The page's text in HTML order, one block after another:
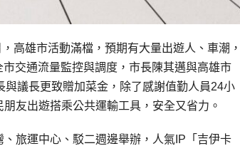
高雄市活動滿檔，預期有大量出遊人、車潮，
交通流量監控與調度，市長陳其邁與高雄市
議長更致贈加菜金，除了感謝值勤人員24小
友出遊搭乘公共運輸工具，安全又省力。
旅運中心、駁二週邊舉辦，人氣IP「吉伊卡